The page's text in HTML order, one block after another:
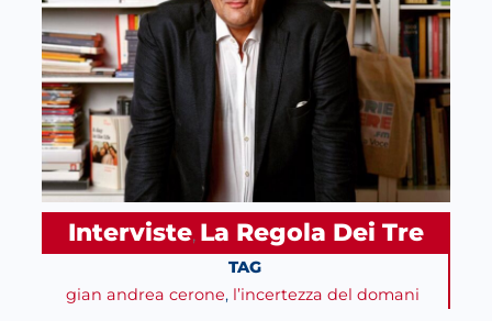
Interviste, La Regola Dei Tre
TAG
gian andrea cerone, l’incertezza del domani